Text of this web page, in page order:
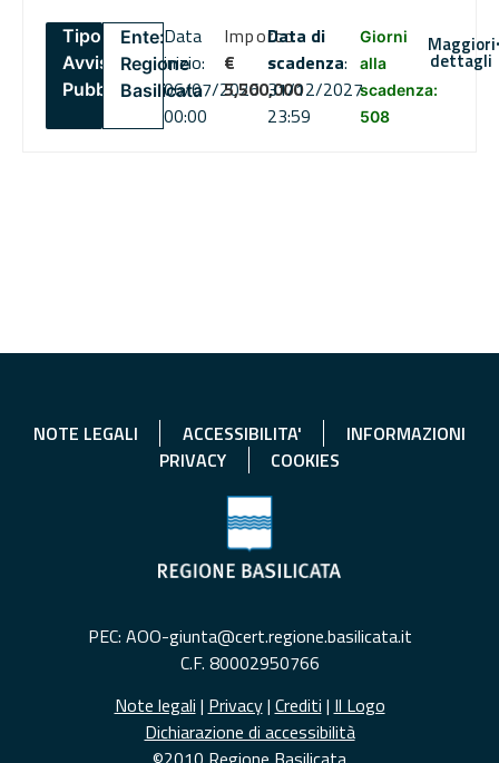
Tipo:
Avviso
Pubblico
Ente:
Regione
Basilicata
Data
inizio:
06/07/2026
00:00
Importo
€
5,500,000
Data di
scadenza:
31/12/2027
23:59
Giorni
alla
scadenza:
508
Maggiori
dettagli
NOTE LEGALI ACCESSIBILITA'
INFORMAZIONI
PRIVACY
COOKIES
PEC: AOO-giunta@cert.regione.basilicata.it
C.F. 80002950766
Note legali | Privacy| Crediti | Il Logo
Dichiarazione di accessibilità